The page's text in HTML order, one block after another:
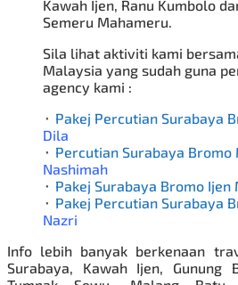
Kawah Ijen, Ranu Kumbolo
Semeru Mahameru.
Sila lihat aktiviti kami
Malaysia yang sudah guna
agency kami :
⬞ Pakej Percutian Surabaya
Dila
⬞ Percutian Surabaya Bromo
Nashimah
⬞ Pakej Surabaya Bromo Ijen
⬞ Pakej Percutian Surabaya
Nazri
Info lebih banyak berkenaan
Surabaya , Kawah Ijen, Gunung